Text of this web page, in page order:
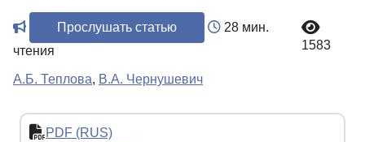
Прослушать статью
28 мин.
чтения
1583
А.Б. Теплова, В.А. Чернушевич
PDF (RUS)